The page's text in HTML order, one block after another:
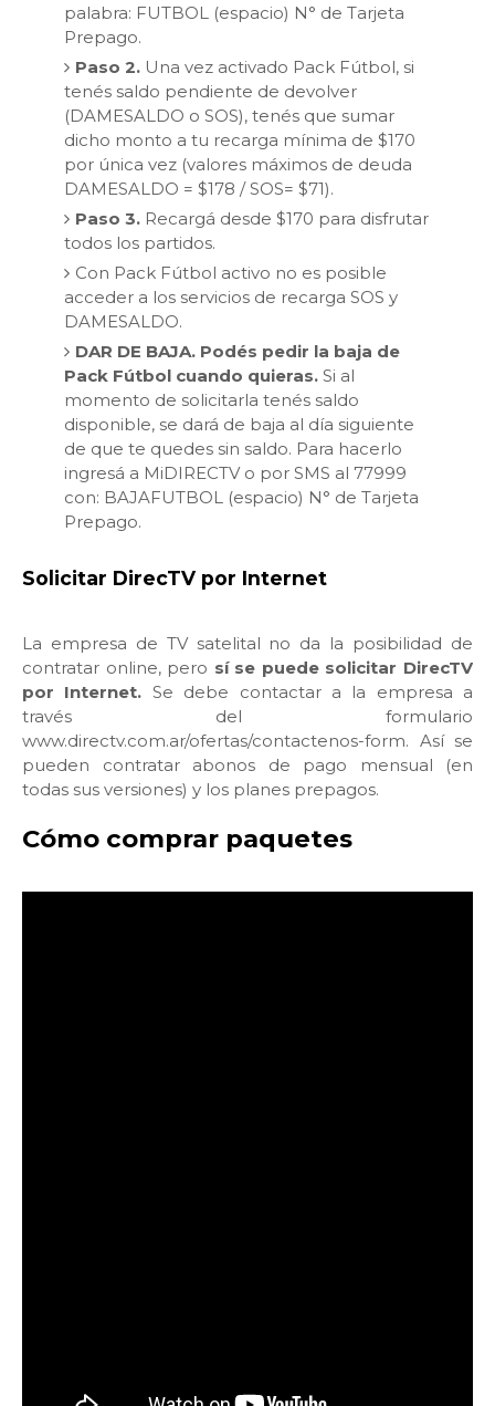
palabra: FUTBOL (espacio) N° de Tarjeta
Prepago.
Paso 2. Una vez activado Pack Fútbol, si
tenés saldo pendiente de devolver
(DAMESALDO o SOS), tenés que sumar
dicho monto a tu recarga mínima de $170
por única vez (valores máximos de deuda
DAMESALDO = $178 / SOS= $71).
Paso 3. Recargá desde $170 para disfrutar
todos los partidos.
Con Pack Fútbol activo no es posible
acceder a los servicios de recarga SOS y
DAMESALDO.
DAR DE BAJA. Podés pedir la baja de
Pack Fútbol cuando quieras. Si al
momento de solicitarla tenés saldo
disponible, se dará de baja al día siguiente
de que te quedes sin saldo. Para hacerlo
ingresá a MiDIRECTV o por SMS al 77999
con: BAJAFUTBOL (espacio) N° de Tarjeta
Prepago.
Solicitar DirecTV por Internet
La empresa de TV satelital no da la posibilidad de
contratar online, pero sí se puede solicitar DirecTV
por Internet. Se debe contactar a la empresa a
través del formulario
www.directv.com.ar/ofertas/contactenos-form. Así se
pueden contratar abonos de pago mensual (en
todas sus versiones) y los planes prepagos.
Cómo comprar paquetes